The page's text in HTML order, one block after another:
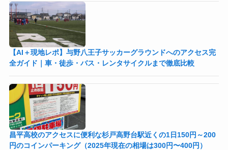
【AI＋現地レポ】与野八王子󠁣󠁴󠁿󠁣󠁴󠁿サッカーグラウンドへのアクセス完
全ガイド｜車・徒歩・バス・レンタサイクルまで徹底比較
昌平高校のアクセスに便利な杉戸高野台駅近くの1日150円～200
円のコインパーキング（2025年現在の相場は300円〜400円）